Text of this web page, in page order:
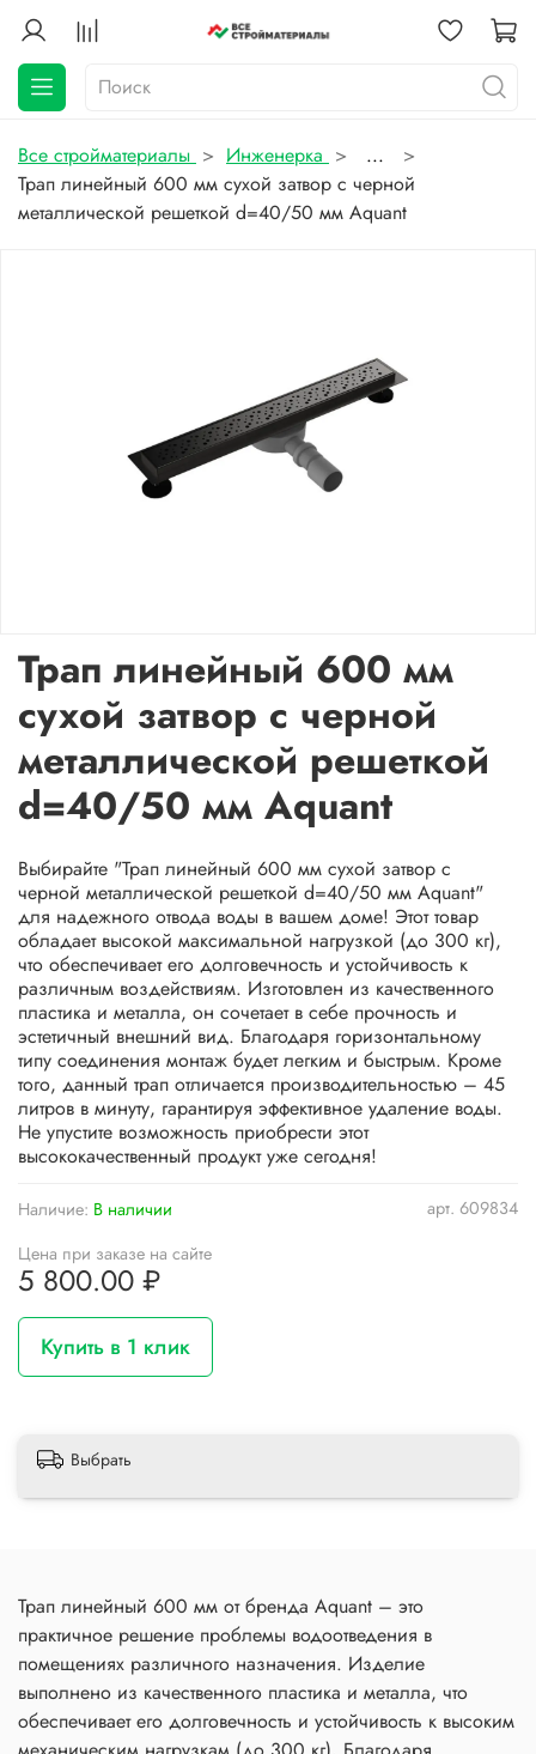
Все стройматериалы Инженерка
...
Трап линейный 600 мм сухой затвор с черной
металлической решеткой d=40/50 мм Aquant
арт. 609834
Наличие: В наличии
Трап линейный 600 мм
сухой затвор с черной
металлической решеткой
d=40/50 мм Aquant
Цена при заказе на сайте
5 800.00 ₽
Купить в 1 клик
Выбирайте "Трап линейный 600 мм сухой затвор с
черной металлической решеткой d=40/50 мм Aquant"
для надежного отвода воды в вашем доме! Этот товар
обладает высокой максимальной нагрузкой (до 300 кг),
что обеспечивает его долговечность и устойчивость к
различным воздействиям. Изготовлен из качественного
пластика и металла, он сочетает в себе прочность и
эстетичный внешний вид. Благодаря горизонтальному
типу соединения монтаж будет легким и быстрым. Кроме
того, данный трап отличается производительностью – 45
литров в минуту, гарантируя эффективное удаление воды.
Не упустите возможность приобрести этот
высококачественный продукт уже сегодня!
Выбрать
Трап линейный 600 мм от бренда Aquant – это
практичное решение проблемы водоотведения в
помещениях различного назначения. Изделие
выполнено из качественного пластика и металла, что
обеспечивает его долговечность и устойчивость к высоким